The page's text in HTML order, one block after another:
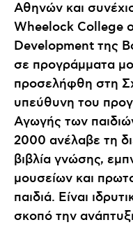
Αθηνών και
Wheelock College
Development της
σε προγράμματα
προσελήφθη στη
υπεύθυνη του
Αγωγής των
2000 ανέλαβε τη
βιβλία γνώσης,
μουσείων και
παιδιά. Είναι
σκοπό την